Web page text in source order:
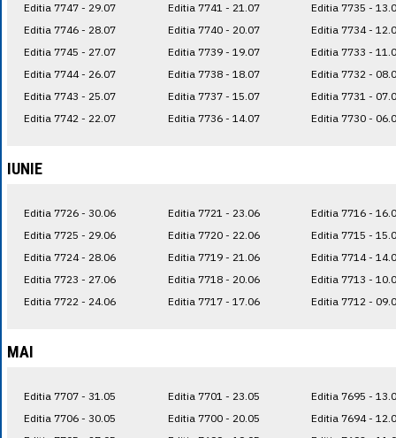
Editia 7747 - 29.07
Editia 7746 - 28.07
Editia 7745 - 27.07
Editia 7744 - 26.07
Editia 7743 - 25.07
Editia 7742 - 22.07
Editia 7741 - 21.07
Editia 7740 - 20.07
Editia 7739 - 19.07
Editia 7738 - 18.07
Editia 7737 - 15.07
Editia 7736 - 14.07
Editia 7735 -
Editia 7734 -
Editia 7733 -
Editia 7732 -
Editia 7731 -
Editia 7730 -
IUNIE
Editia 7726 - 30.06
Editia 7725 - 29.06
Editia 7724 - 28.06
Editia 7723 - 27.06
Editia 7722 - 24.06
Editia 7721 - 23.06
Editia 7720 - 22.06
Editia 7719 - 21.06
Editia 7718 - 20.06
Editia 7717 - 17.06
Editia 7716 -
Editia 7715 -
Editia 7714 -
Editia 7713 -
Editia 7712 -
MAI
Editia 7707 - 31.05
Editia 7706 - 30.05
Editia 7701 - 23.05
Editia 7700 - 20.05
Editia 7695 -
Editia 7694 -